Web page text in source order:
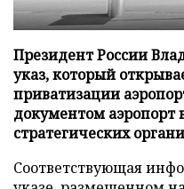
Президент России
указ, который
приватизации
документом аэропорт
стратегических
Соответствующая